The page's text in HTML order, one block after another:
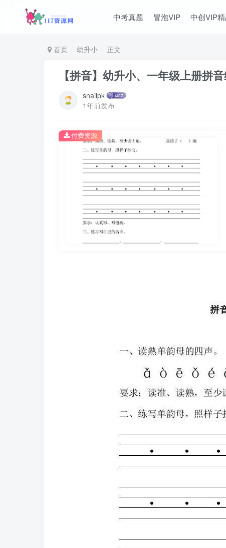
中考真题 冒泡VIP 中创VIP
首页 幼升小 正文
【拼音】幼升小、一年级上册拼
snailpk
1年前发布
付费资源